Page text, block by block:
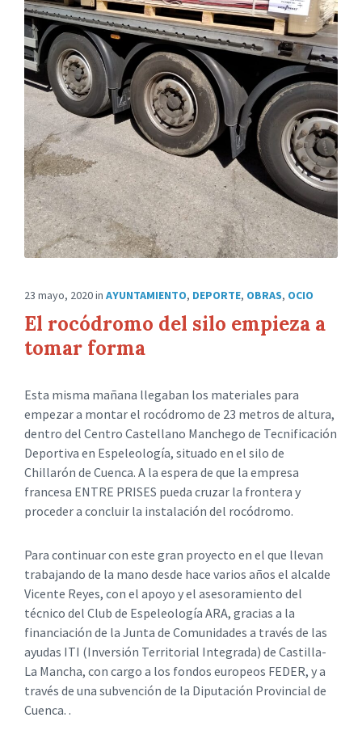
23 mayo, 2020in AYUNTAMIENTO, DEPORTE, OBRAS, OCIO
El rocódromo del silo empieza a
tomar forma
Esta misma mañana llegaban los materiales para
empezar a montar el rocódromo de 23 metros de altura,
dentro del Centro Castellano Manchego de Tecnificación
Deportiva en Espeleología, situado en el silo de
Chillarón de Cuenca. A la espera de que la empresa
francesa ENTRE PRISES pueda cruzar la frontera y
proceder a concluir la instalación del rocódromo.
Para continuar con este gran proyecto en el que llevan
trabajando de la mano desde hace varios años el alcalde
Vicente Reyes, con el apoyo y el asesoramiento del
técnico del Club de Espeleología ARA, gracias a la
financiación de la Junta de Comunidades a través de las
ayudas ITI (Inversión Territorial Integrada) de Castilla-
La Mancha, con cargo a los fondos europeos FEDER, y a
través de una subvención de la Diputación Provincial de
Cuenca. .